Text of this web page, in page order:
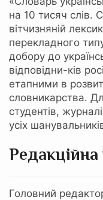
на 10 тисяч слів.
вітчизняній
перекладного
добору до
відповідни-ків
етапними в
словникарства.
студентів,
усіх
Редакційна
Головний